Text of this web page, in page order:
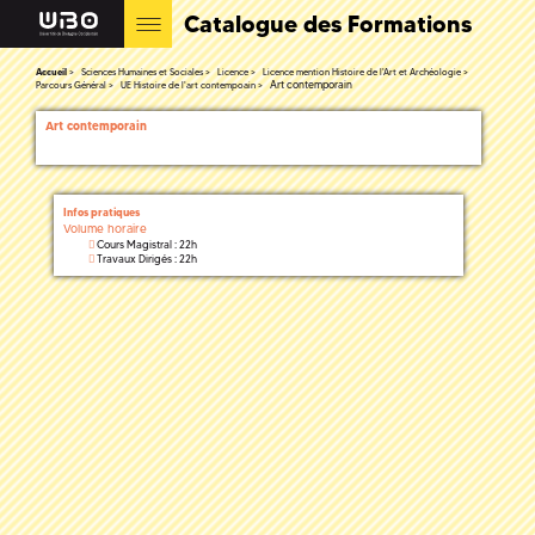
Catalogue des Formations
Accueil Sciences Humaines et Sociales Licence
Licence mention Histoire de l'Art et Archéologie
Parcours Général
UE Histoire de l'art contempoain Art contemporain
Art contemporain
Infos pratiques
Volume horaire
Cours Magistral : 22h
Travaux Dirigés : 22h